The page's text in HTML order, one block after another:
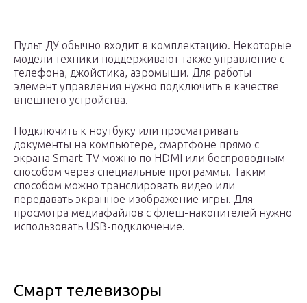
Пульт ДУ обычно входит в комплектацию. Некоторые
модели техники поддерживают также управление с
телефона, джойстика, аэромыши. Для работы
элемент управления нужно подключить в качестве
внешнего устройства.
Подключить к ноутбуку или просматривать
документы на компьютере, смартфоне прямо с
экрана Smart TV можно по HDMI или беспроводным
способом через специальные программы. Таким
способом можно транслировать видео или
передавать экранное изображение игры. Для
просмотра медиафайлов с флеш-накопителей нужно
использовать USB-подключение.
Смарт телевизоры